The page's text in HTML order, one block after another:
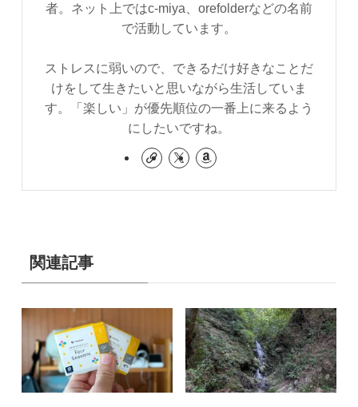
者。ネット上ではc-miya、orefolderなどの名前
で活動しています。
ストレスに弱いので、できるだけ好きなことだ
けをして生きたいと思いながら生活していま
す。「楽しい」が優先順位の一番上に来るよう
にしたいですね。
関連記事